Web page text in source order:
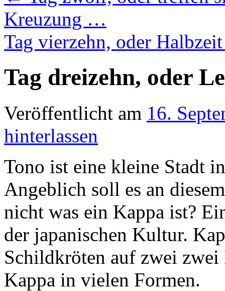
Kreuzung …
Tag vierzehn, oder
Tag dreizehn, oder
Veröffentlicht am 16.
hinterlassen
Tono ist eine kleine Stadt
Angeblich soll es an
nicht was ein Kappa ist?
der japanischen Kultur.
Schildkröten auf zwei
Kappa in vielen Formen.